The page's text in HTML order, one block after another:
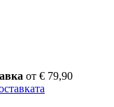
от € 79,90